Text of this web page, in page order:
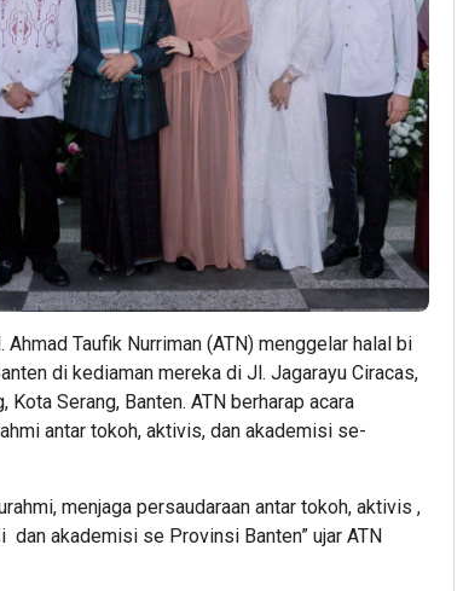
Ahmad Taufik Nurriman (ATN) menggelar halal bi
di kediaman mereka di Jl. Jagarayu Ciracas,
Kota Serang, Banten. ATN berharap acara
antar tokoh, aktivis, dan akademisi se-
menjaga persaudaraan antar tokoh, aktivis ,
akademisi se Provinsi Banten” ujar ATN